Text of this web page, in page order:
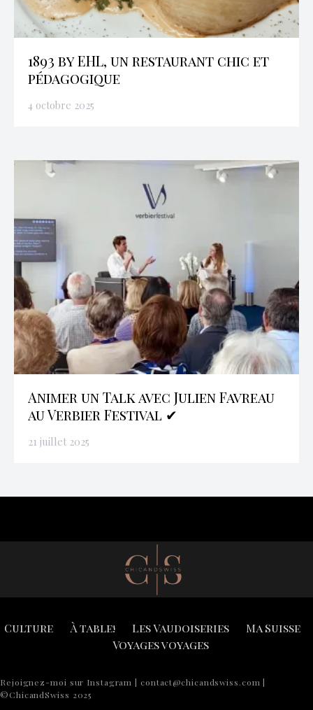
1893 by EHL, un restaurant chic et
pédagogique
4 octobre 2025
Animer un Talk avec Julien Favreau
au Verbier Festival ✔
21 juillet 2025
Culture À table! Les Vaudoiseries
Ma Suisse
Voyages voyages
Rejoignez-moi sur Instagram | contact@chicandswiss.com |
©ChicandSwiss 2025